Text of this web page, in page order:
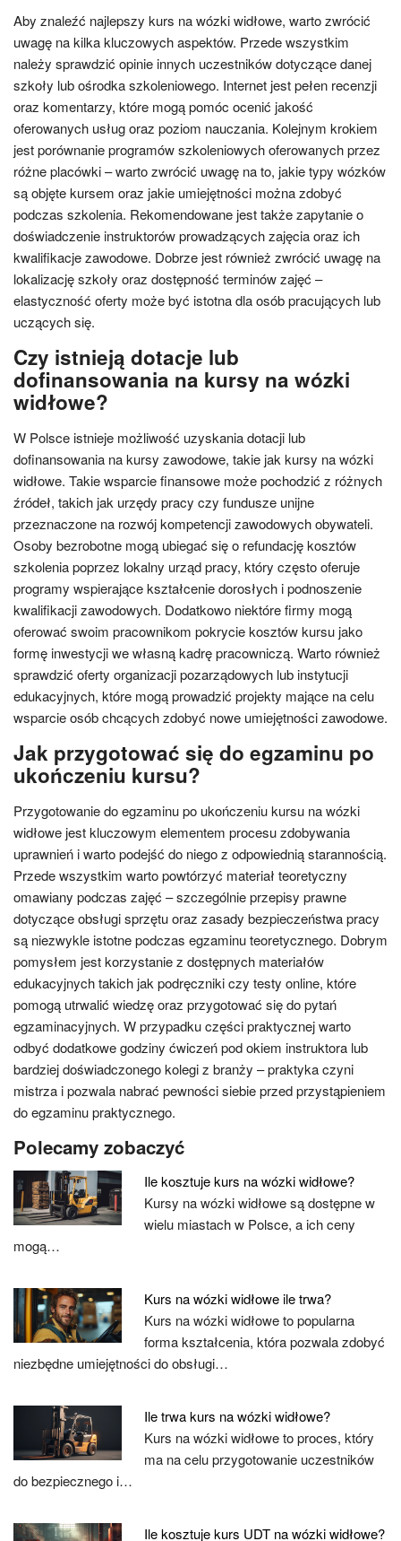
Aby znaleźć najlepszy kurs na wózki widłowe, warto zwrócić
uwagę na kilka kluczowych aspektów. Przede wszystkim
należy sprawdzić opinie innych uczestników dotyczące danej
szkoły lub ośrodka szkoleniowego. Internet jest pełen recenzji
oraz komentarzy, które mogą pomóc ocenić jakość
oferowanych usług oraz poziom nauczania. Kolejnym krokiem
jest porównanie programów szkoleniowych oferowanych przez
różne placówki – warto zwrócić uwagę na to, jakie typy wózków
są objęte kursem oraz jakie umiejętności można zdobyć
podczas szkolenia. Rekomendowane jest także zapytanie o
doświadczenie instruktorów prowadzących zajęcia oraz ich
kwalifikacje zawodowe. Dobrze jest również zwrócić uwagę na
lokalizację szkoły oraz dostępność terminów zajęć –
elastyczność oferty może być istotna dla osób pracujących lub
uczących się.
Czy istnieją dotacje lub
dofinansowania na kursy na wózki
widłowe?
W Polsce istnieje możliwość uzyskania dotacji lub
dofinansowania na kursy zawodowe, takie jak kursy na wózki
widłowe. Takie wsparcie finansowe może pochodzić z różnych
źródeł, takich jak urzędy pracy czy fundusze unijne
przeznaczone na rozwój kompetencji zawodowych obywateli.
Osoby bezrobotne mogą ubiegać się o refundację kosztów
szkolenia poprzez lokalny urząd pracy, który często oferuje
programy wspierające kształcenie dorosłych i podnoszenie
kwalifikacji zawodowych. Dodatkowo niektóre firmy mogą
oferować swoim pracownikom pokrycie kosztów kursu jako
formę inwestycji we własną kadrę pracowniczą. Warto również
sprawdzić oferty organizacji pozarządowych lub instytucji
edukacyjnych, które mogą prowadzić projekty mające na celu
wsparcie osób chcących zdobyć nowe umiejętności zawodowe.
Jak przygotować się do egzaminu po
ukończeniu kursu?
Przygotowanie do egzaminu po ukończeniu kursu na wózki
widłowe jest kluczowym elementem procesu zdobywania
uprawnień i warto podejść do niego z odpowiednią starannością.
Przede wszystkim warto powtórzyć materiał teoretyczny
omawiany podczas zajęć – szczególnie przepisy prawne
dotyczące obsługi sprzętu oraz zasady bezpieczeństwa pracy
są niezwykle istotne podczas egzaminu teoretycznego. Dobrym
pomysłem jest korzystanie z dostępnych materiałów
edukacyjnych takich jak podręczniki czy testy online, które
pomogą utrwalić wiedzę oraz przygotować się do pytań
egzaminacyjnych. W przypadku części praktycznej warto
odbyć dodatkowe godziny ćwiczeń pod okiem instruktora lub
bardziej doświadczonego kolegi z branży – praktyka czyni
mistrza i pozwala nabrać pewności siebie przed przystąpieniem
do egzaminu praktycznego.
Polecamy zobaczyć
Ile kosztuje kurs na wózki widłowe?
Kursy na wózki widłowe są dostępne w
wielu miastach w Polsce, a ich ceny
mogą…
Kurs na wózki widłowe ile trwa?
Kurs na wózki widłowe to popularna
forma kształcenia, która pozwala zdobyć
niezbędne umiejętności do obsługi…
Ile trwa kurs na wózki widłowe?
Kurs na wózki widłowe to proces, który
ma na celu przygotowanie uczestników
do bezpiecznego i…
Ile kosztuje kurs UDT na wózki widłowe?